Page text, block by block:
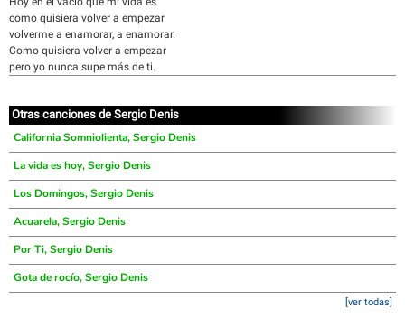
como quisiera volver a empezar
volverme a enamorar, a enamorar.
Como quisiera volver a empezar
pero yo nunca supe más de ti.
Otras canciones de Sergio Denis
California Somniolienta, Sergio Denis
La vida es hoy, Sergio Denis
Los Domingos, Sergio Denis
Acuarela, Sergio Denis
Por Ti, Sergio Denis
Gota de rocío, Sergio Denis
[ver todas]